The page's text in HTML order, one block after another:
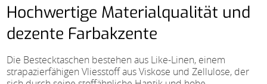
Hochwertige Materialqualität und
dezente Farbakzente
Die Bestecktaschen bestehen aus Like-Linen, einem
strapazierfähigen Vliesstoff aus Viskose und Zellulose, der